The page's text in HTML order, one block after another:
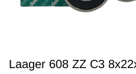
Laager 608 ZZ C3